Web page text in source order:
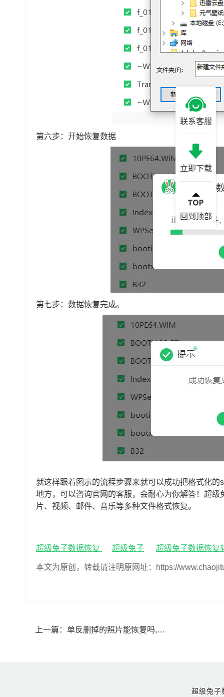
第六步：开始恢复数据
第七步：数据恢复完成。
就这样跟着图示的流程步骤来就可以成功把格式化
地方，可以咨询官网的客服，会耐心为你解答！超
片、视频、邮件、音乐等多种文件格式恢复。
超级兔子数据恢复 超级兔子 超级兔子数据恢复
本文为原创，转载请注明原网址：https://
上一篇： 单反删掉的照片能恢复吗,单反照片不小心删除怎样恢复
超级兔
联系客服
立即下载
回到顶部